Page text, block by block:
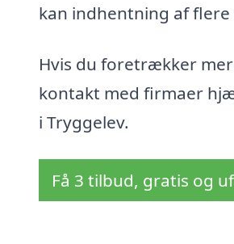
kan indhentning af
Hvis du foretrækker
kontakt med firmaer
i Tryggelev.
Få 3 tilbud, gratis og